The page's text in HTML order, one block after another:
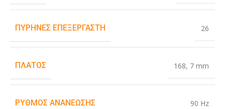
ΠΥΡΉΝΕΣ ΕΠΕΞΕΡΓΑΣΤΉ 26
ΠΛΆΤΟΣ 168, 7 mm
ΡΥΘΜΌΣ ΑΝΑΝΈΩΣΗΣ 90 Hz